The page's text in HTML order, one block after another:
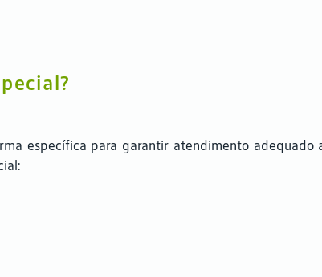
específica para garantir atendimento adequado